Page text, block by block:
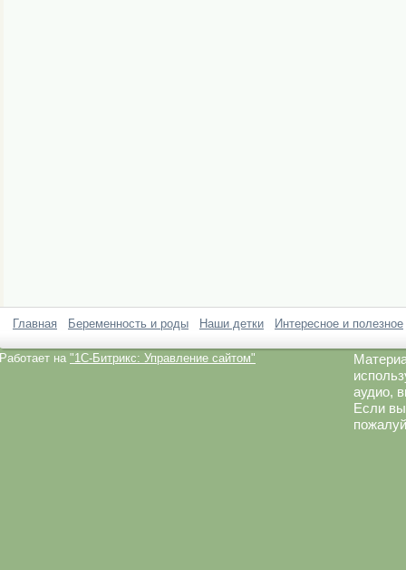
Главная Беременность и роды Наши детки Интересное и полезное
Работает на "1C-Битрикс: Управление сайтом"
аудио,
Если вы